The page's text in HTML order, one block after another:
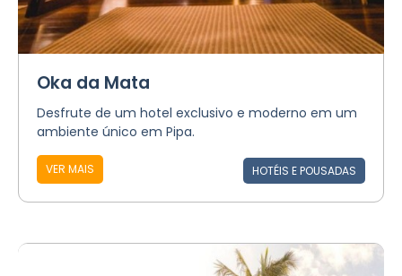
Oka da Mata
Desfrute de um hotel exclusivo e moderno em um
ambiente único em Pipa.
VER MAIS HOTÉIS E POUSADAS